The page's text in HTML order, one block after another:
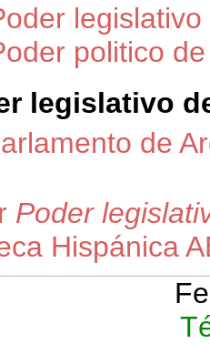
politico
legislativo
de
Poder
Hispánica